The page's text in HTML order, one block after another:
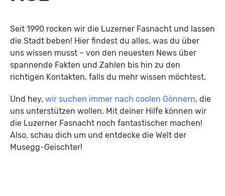
Seit 1990 rocken wir die Luzerner Fasnacht und lassen
die Stadt beben! Hier findest du alles, was du über
uns wissen musst – von den neuesten News über
spannende Fakten und Zahlen bis hin zu den
richtigen Kontakten, falls du mehr wissen möchtest.
Und hey, wir suchen immer nach coolen Gönnern, die
uns unterstützen wollen. Mit deiner Hilfe können wir
die Luzerner Fasnacht noch fantastischer machen!
Also, schau dich um und entdecke die Welt der
Musegg-Geischter!